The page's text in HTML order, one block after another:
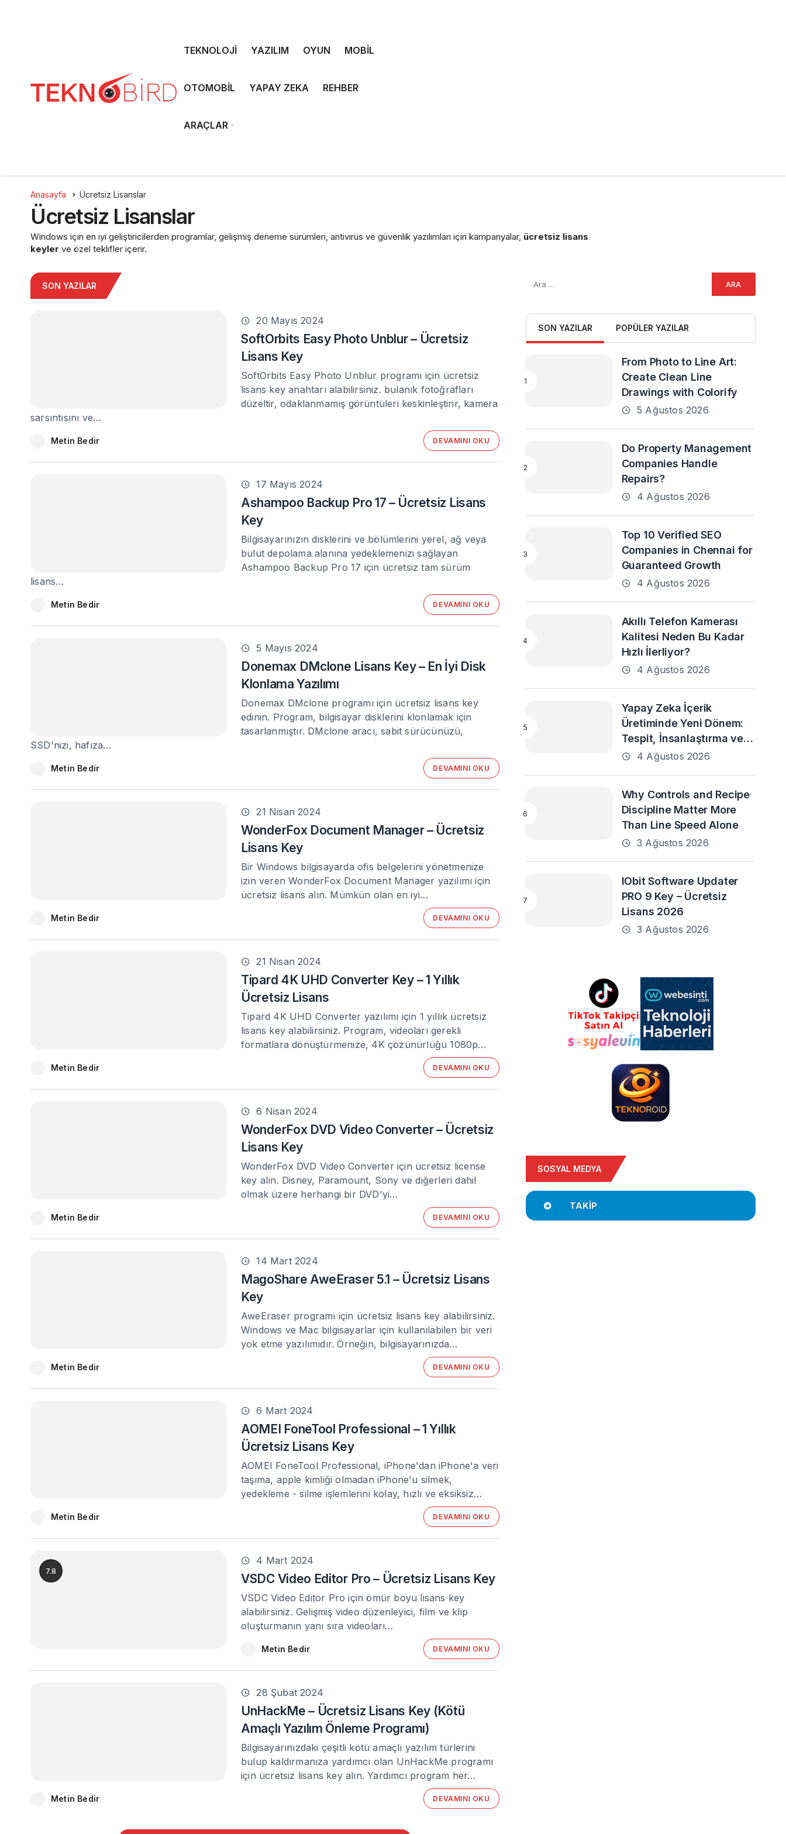
TEKNOLOJİ YAZILIM OYUN MOBİL
OTOMOBİL YAPAY ZEKA REHBER
ARAÇLAR
Anasayfa Ücretsiz Lisanslar
Ücretsiz Lisanslar
Windows için en iyi geliştiricilerden programlar, gelişmiş deneme sürümleri, antivirüs ve güvenlik yazılımları için kampanyalar, ücretsiz lisans
keyler ve özel teklifler içerir.
SON YAZILAR
20 Mayıs 2024
SoftOrbits Easy Photo Unblur – Ücretsiz
Lisans Key
SoftOrbits Easy Photo Unblur programı için ücretsiz
lisans key anahtarı alabilirsiniz. bulanık fotoğrafları
düzeltir, odaklanmamış görüntüleri keskinleştirir, kamera
sarsıntısını ve…
Metin Bedir DEVAMINI OKU
17 Mayıs 2024
Ashampoo Backup Pro 17 – Ücretsiz Lisans
Key
Bilgisayarınızın disklerini ve bölümlerini yerel, ağ veya
bulut depolama alanına yedeklemenizi sağlayan
Ashampoo Backup Pro 17 için ücretsiz tam sürüm
lisans…
Metin Bedir DEVAMINI OKU
5 Mayıs 2024
Donemax DMclone Lisans Key – En İyi Disk
Klonlama Yazılımı
Donemax DMclone programı için ücretsiz lisans key
edinin. Program, bilgisayar disklerini klonlamak için
tasarlanmıştır. DMclone aracı, sabit sürücünüzü,
SSD'nizi, hafıza…
Metin Bedir DEVAMINI OKU
21 Nisan 2024
WonderFox Document Manager – Ücretsiz
Lisans Key
Bir Windows bilgisayarda ofis belgelerini yönetmenize
izin veren WonderFox Document Manager yazılımı için
ücretsiz lisans alın. Mümkün olan en iyi…
Metin Bedir DEVAMINI OKU
21 Nisan 2024
Tipard 4K UHD Converter Key – 1 Yıllık
Ücretsiz Lisans
Tipard 4K UHD Converter yazılımı için 1 yıllık ücretsiz
lisans key alabilirsiniz. Program, videoları gerekli
formatlara dönüştürmenize, 4K çözünürlüğü 1080p…
Metin Bedir DEVAMINI OKU
6 Nisan 2024
WonderFox DVD Video Converter – Ücretsiz
Lisans Key
WonderFox DVD Video Converter için ücretsiz license
key alın. Disney, Paramount, Sony ve diğerleri dahil
olmak üzere herhangi bir DVD'yi…
Metin Bedir DEVAMINI OKU
14 Mart 2024
MagoShare AweEraser 5.1 – Ücretsiz Lisans
Key
AweEraser programı için ücretsiz lisans key alabilirsiniz.
Windows ve Mac bilgisayarlar için kullanılabilen bir veri
yok etme yazılımıdır. Örneğin, bilgisayarınızda…
Metin Bedir DEVAMINI OKU
6 Mart 2024
AOMEI FoneTool Professional – 1 Yıllık
Ücretsiz Lisans Key
AOMEI FoneTool Professional, iPhone'dan iPhone'a veri
taşıma, apple kimliği olmadan iPhone'u silmek,
yedekleme - silme işlemlerini kolay, hızlı ve eksiksiz…
Metin Bedir DEVAMINI OKU
7.8
4 Mart 2024
VSDC Video Editor Pro – Ücretsiz Lisans Key
VSDC Video Editor Pro için ömür boyu lisans key
alabilirsiniz. Gelişmiş video düzenleyici, film ve klip
oluşturmanın yanı sıra videoları…
Metin Bedir DEVAMINI OKU
28 Şubat 2024
UnHackMe – Ücretsiz Lisans Key (Kötü
Amaçlı Yazılım Önleme Programı)
Bilgisayarınızdaki çeşitli kötü amaçlı yazılım türlerini
bulup kaldırmanıza yardımcı olan UnHackMe programı
için ücretsiz lisans key alın. Yardımcı program her…
Metin Bedir DEVAMINI OKU
SON YAZILAR POPÜLER YAZILAR
From Photo to Line Art:
Create Clean Line
Drawings with Colorify
5 Ağustos 2026
Do Property Management
Companies Handle
Repairs?
4 Ağustos 2026
Top 10 Verified SEO
Companies in Chennai for
Guaranteed Growth
4 Ağustos 2026
Akıllı Telefon Kamerası
Kalitesi Neden Bu Kadar
Hızlı İlerliyor?
4 Ağustos 2026
Yapay Zeka İçerik
Üretiminde Yeni Dönem:
Tespit, İnsanlaştırma ve
Daha Fazlası
4 Ağustos 2026
Why Controls and Recipe
Discipline Matter More
Than Line Speed Alone
3 Ağustos 2026
IObit Software Updater
PRO 9 Key – Ücretsiz
Lisans 2026
3 Ağustos 2026
SOSYAL MEDYA
TAKIP